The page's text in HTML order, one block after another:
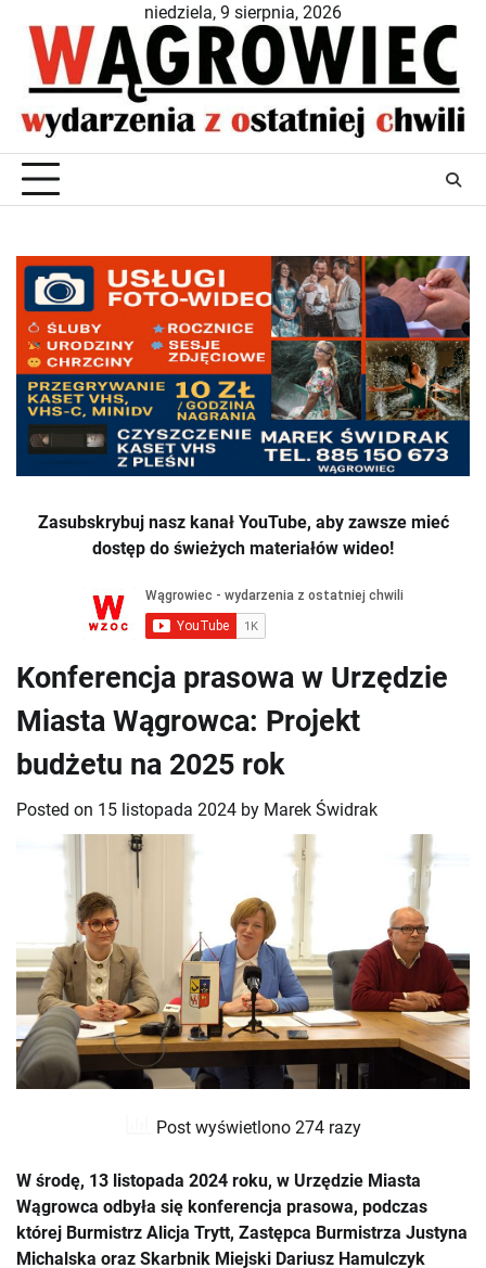
content
niedziela, 9 sierpnia, 2026
Zasubskrybuj nasz kanał YouTube, aby zawsze mieć
dostęp do świeżych materiałów wideo!
Konferencja prasowa w Urzędzie
Miasta Wągrowca: Projekt
budżetu na 2025 rok
Posted on 15 listopada 2024 by Marek Świdrak
Post wyświetlono 274 razy
W środę, 13 listopada 2024 roku, w Urzędzie Miasta
Wągrowca odbyła się konferencja prasowa, podczas
której Burmistrz Alicja Trytt, Zastępca Burmistrza Justyna
Michalska oraz Skarbnik Miejski Dariusz Hamulczyk